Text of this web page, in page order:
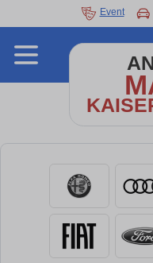
Event